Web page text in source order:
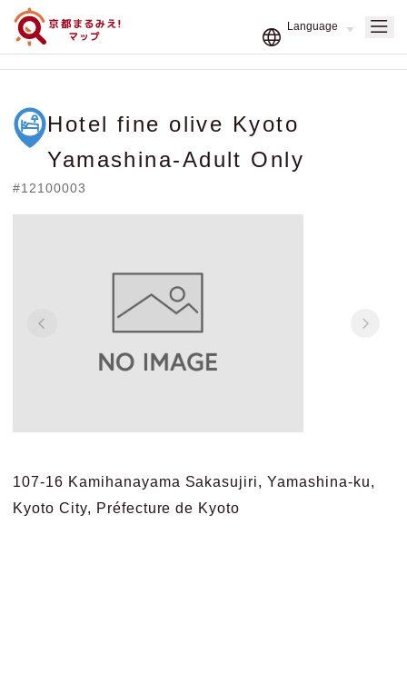
Hotel fine olive Kyoto
Yamashina-Adult Only
#12100003
107-16 Kamihanayama Sakasujiri, Yamashina-ku,
Kyoto City, Préfecture de Kyoto